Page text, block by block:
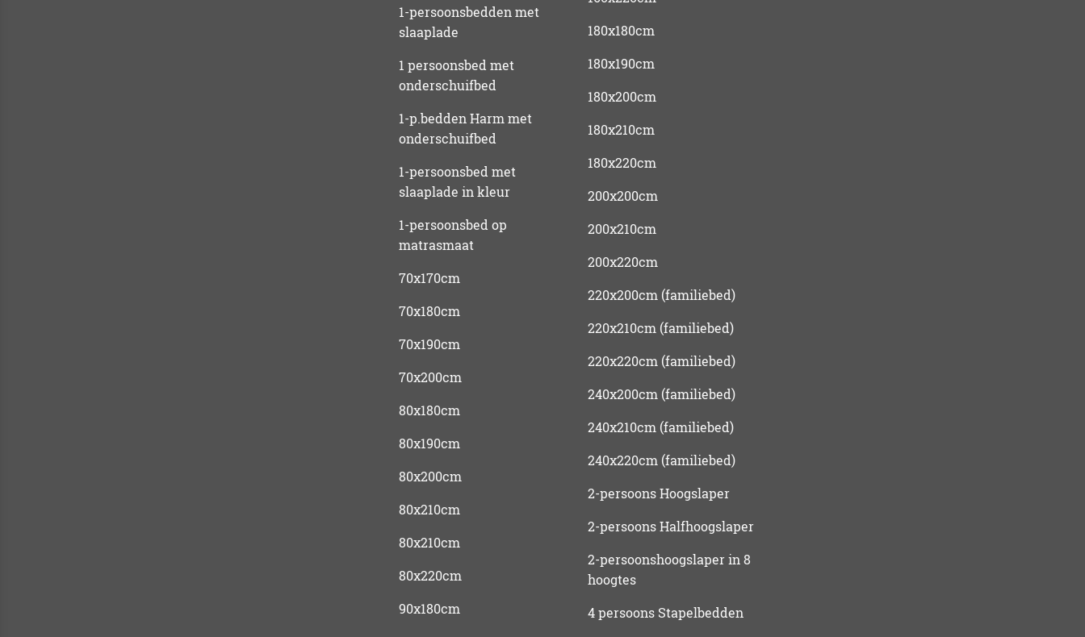
1-persoonsbedden met
slaaplade
1 persoonsbed met
onderschuifbed
1-p.bedden Harm met
onderschuifbed
1-persoonsbed met
slaaplade in kleur
1-persoonsbed op
matrasmaat
70x170cm
70x180cm
70x190cm
70x200cm
80x180cm
80x190cm
80x200cm
80x210cm
80x210cm
80x220cm
90x180cm
180x180cm
180x190cm
180x200cm
180x210cm
180x220cm
200x200cm
200x210cm
200x220cm
220x200cm (familiebed)
220x210cm (familiebed)
220x220cm (familiebed)
240x200cm (familiebed)
240x210cm (familiebed)
240x220cm (familiebed)
2-persoons Hoogslaper
2-persoons Halfhoogslaper
2-persoonshoogslaper in 8
hoogtes
4 persoons Stapelbedden